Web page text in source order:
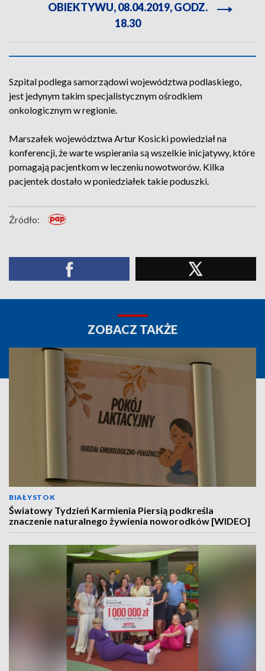
OBIEKTYWU, 08.04.2019, GODZ.
18.30
Szpital podlega samorządowi województwa podlaskiego,
jest jedynym takim specjalistycznym ośrodkiem
onkologicznym w regionie.
Marszałek województwa Artur Kosicki powiedział na
konferencji, że warte wspierania są wszelkie inicjatywy, które
pomagają pacjentkom w leczeniu nowotworów. Kilka
pacjentek dostało w poniedziałek takie poduszki.
Źródło:
ZOBACZ TAKŻE
BIAŁYSTOK
Światowy Tydzień Karmienia Piersią podkreśla
znaczenie naturalnego żywienia noworodków [WIDEO]